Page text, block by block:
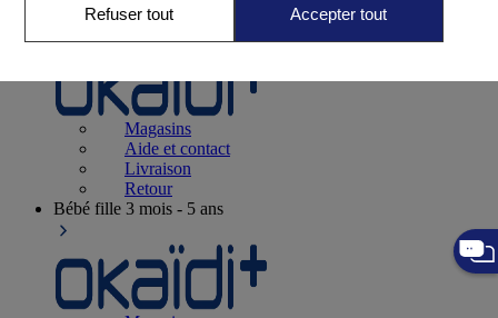
Naissance0-12 mois
Magasins
Aide et contact
Livraison
Retour
Bébé fille 3 mois - 5 ans
Refuser tout Accepter tout